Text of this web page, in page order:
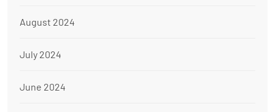
August 2024
July 2024
June 2024